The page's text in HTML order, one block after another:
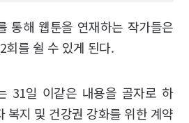
통해 웹툰을 연재하는 작가들은
회를 쉴 수 있게 된다.
31일 이같은 내용을 골자로 하
복지 및 건강권 강화를 위한 계약